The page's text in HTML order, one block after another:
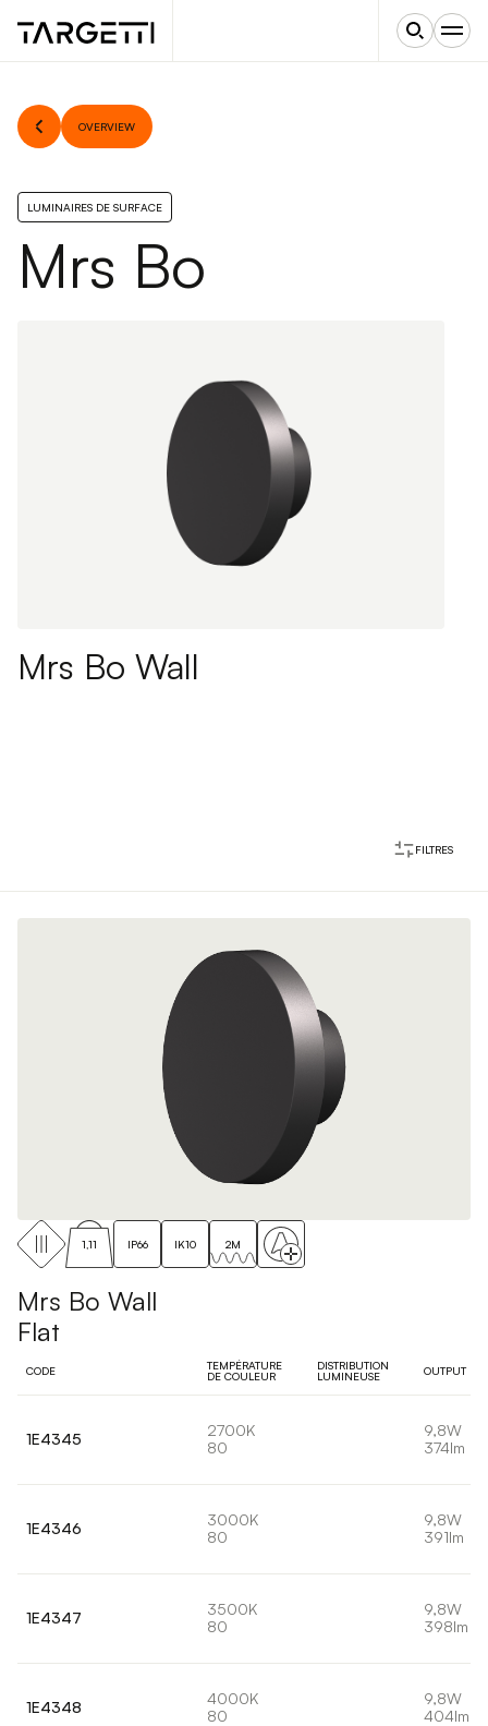
OVERVIEW
LUMINAIRES DE SURFACE
Mrs Bo
Mrs Bo Wall
FILTRES
1,11 IP66 IK10 2M
Mrs Bo Wall
Flat
CODE
TEMPÉRATURE
DE COULEUR
DISTRIBUTION
LUMINEUSE
OUTPUT
1E4345
2700K
80
9,8W
374lm
1E4346
3000K
80
9,8W
391lm
1E4347
3500K
80
9,8W
398lm
1E4348
4000K
80
9,8W
404lm